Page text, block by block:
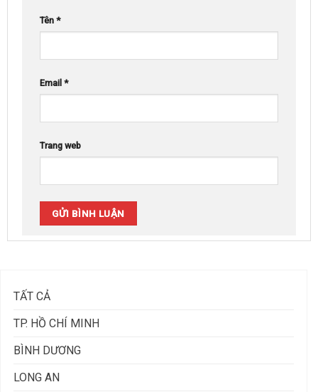
Tên *
Email *
Trang web
TẤT CẢ
TP. HỒ CHÍ MINH
BÌNH DƯƠNG
LONG AN